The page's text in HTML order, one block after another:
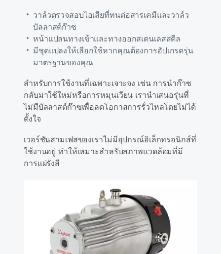
วาล์วตรวจสอบไอเสียที่ทนต่อสารเคมีและวาล์ว
บัลลาสต์ก๊าซ
หน้าแปลนทางเข้าและทางออกสเตนเลสสตีล
มีชุดแปลงให้เลือกใช้หากคุณต้องการอัปเกรดรุ่น
มาตรฐานของคุณ
สําหรับการใช้งานที่เฉพาะเจาะจง เช่น การนําก๊าซ
กลับมาใช้ใหม่หรือการหมุนเวียน เรานําเสนอรุ่นที่
ไม่มีบัลลาสต์ก๊าซเพื่อลดโอกาสการรั่วไหลโดยไม่ได้
ตั้งใจ
เวอร์ชันสามเฟสของเราไม่มีอุปกรณ์อิเล็กทรอนิกส์ที่
ใช้งานอยู่ทําให้เหมาะสําหรับสภาพแวดล้อมที่มี
การแผ่รังสี